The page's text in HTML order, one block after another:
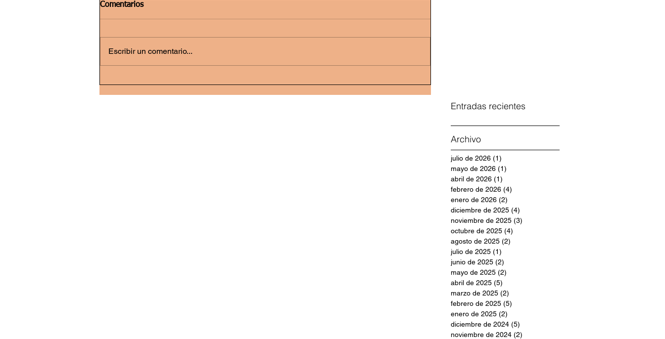
Comentarios
Escribir un comentario...
Entradas recientes
Archivo
julio de 2026 (1)
mayo de 2026 (1)
abril de 2026 (1)
febrero de 2026 (4)
enero de 2026 (2)
diciembre de 2025 (4)
noviembre de 2025 (3)
octubre de 2025 (4)
agosto de 2025 (2)
julio de 2025 (1)
junio de 2025 (2)
mayo de 2025 (2)
abril de 2025 (5)
marzo de 2025 (2)
febrero de 2025 (5)
enero de 2025 (2)
diciembre de 2024 (5)
noviembre de 2024 (2)